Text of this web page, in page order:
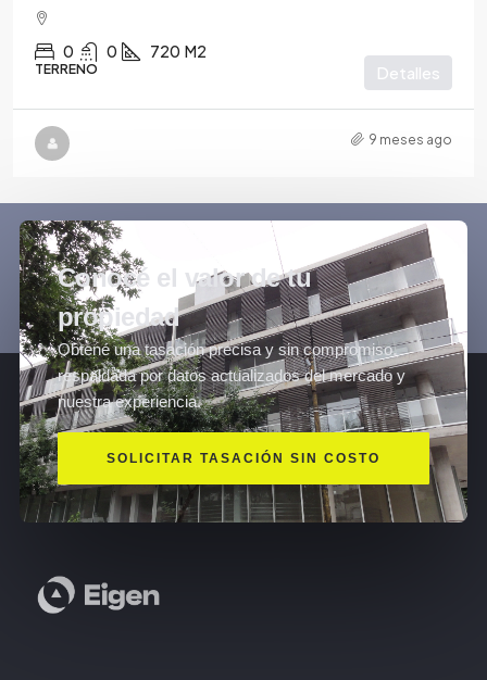
0 0 720 M2
TERRENO Detalles
9 meses ago
Conocé el valor de tu
propiedad
Obtené una tasación precisa y sin compromiso,
respaldada por datos actualizados del mercado y
nuestra experiencia.
SOLICITAR TASACIÓN SIN COSTO